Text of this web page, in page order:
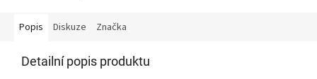
Popis Diskuze Značka
Detailní popis produktu